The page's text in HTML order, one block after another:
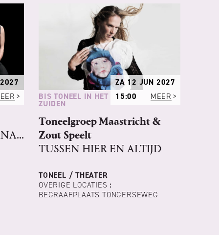
BIS TONEEL IN HET
ZUIDEN
ZA 12 JUN 2027
15:00
MEER
Toneelgroep Maastricht &
Zout Speelt
TUSSEN HIER EN ALTIJD
TONEEL / THEATER
OVERIGE LOCATIES :
BEGRAAFPLAATS TONGERSEWEG